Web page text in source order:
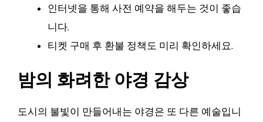
인터넷을 통해 사전 예약을 해두는 것이 좋습
니다.
티켓 구매 후 환불 정책도 미리 확인하세요.
밤의 화려한 야경 감상
도시의 불빛이 만들어내는 야경은 또 다른 예술입니